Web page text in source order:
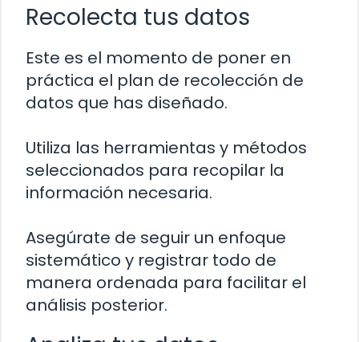
Recolecta tus datos
Este es el momento de poner en
práctica el plan de recolección de
datos que has diseñado.
Utiliza las herramientas y métodos
seleccionados para recopilar la
información necesaria.
Asegúrate de seguir un enfoque
sistemático y registrar todo de
manera ordenada para facilitar el
análisis posterior.